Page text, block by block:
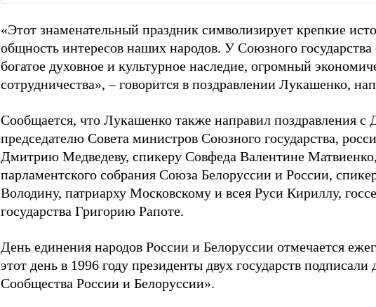
«Этот знаменательный праздник символизирует крепкие
общность интересов наших народов. У Союзного государства
богатое духовное и культурное наследие, огромный
сотрудничества», – говорится в поздравлении Лукашенко,
Сообщается, что Лукашенко также направил поздравления с
председателю Совета министров Союзного государства,
Дмитрию Медведеву, спикеру Совфеда Валентине
парламентского собрания Союза Белоруссии и России,
Володину, патриарху Московскому и всея Руси Кириллу,
государства Григорию Рапоте.
День единения народов России и Белоруссии отмечается
этот день в 1996 году президенты двух государств
Сообщества России и Белоруссии».